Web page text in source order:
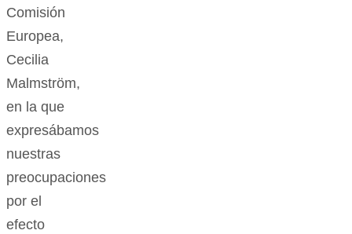
Comisión
Europea,
Cecilia
Malmström,
en la que
expresábamos
nuestras
preocupaciones
por el
efecto